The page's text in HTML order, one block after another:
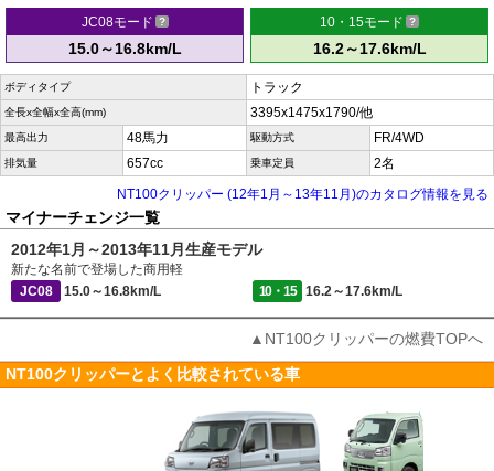
JC08モード
15.0～16.8km/L
10・15モード
16.2～17.6km/L
ボディタイプ トラック
全長x全幅x全高(mm) 3395x1475x1790/他
最高出力 48馬力 駆動方式 FR/4WD
排気量 657cc 乗車定員
2名
NT100クリッパー (12年1月～13年11月)のカタログ情報を見る
マイナーチェンジ一覧
2012年1月～2013年11月生産モデル
新たな名前で登場した商用軽
JC08
15.0～16.8km/L 10・15 16.2～17.6km/L
▲NT100クリッパーの燃費TOPへ
NT100クリッパーとよく比較されている車